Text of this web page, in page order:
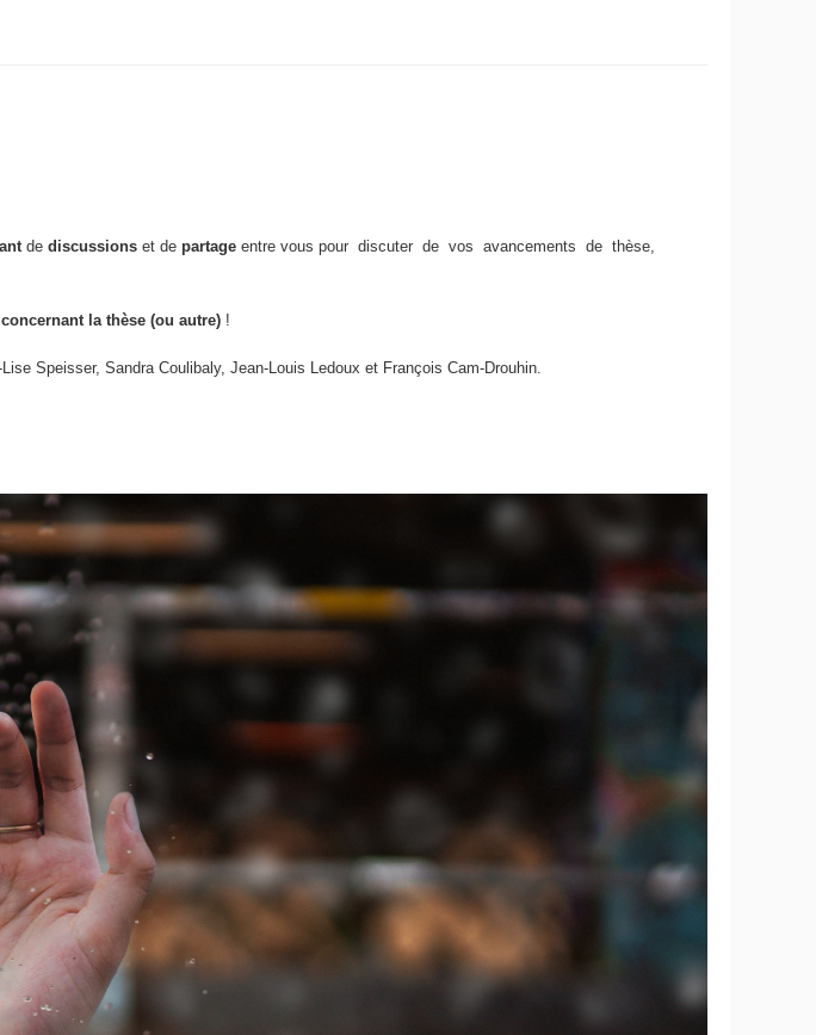
dediscussionset departageentre vous pour discuter de vos avancements de thèse,
concernant la thèse (ou autre) !
Speisser, Sandra Coulibaly, Jean-Louis Ledoux et François Cam-Drouhin.